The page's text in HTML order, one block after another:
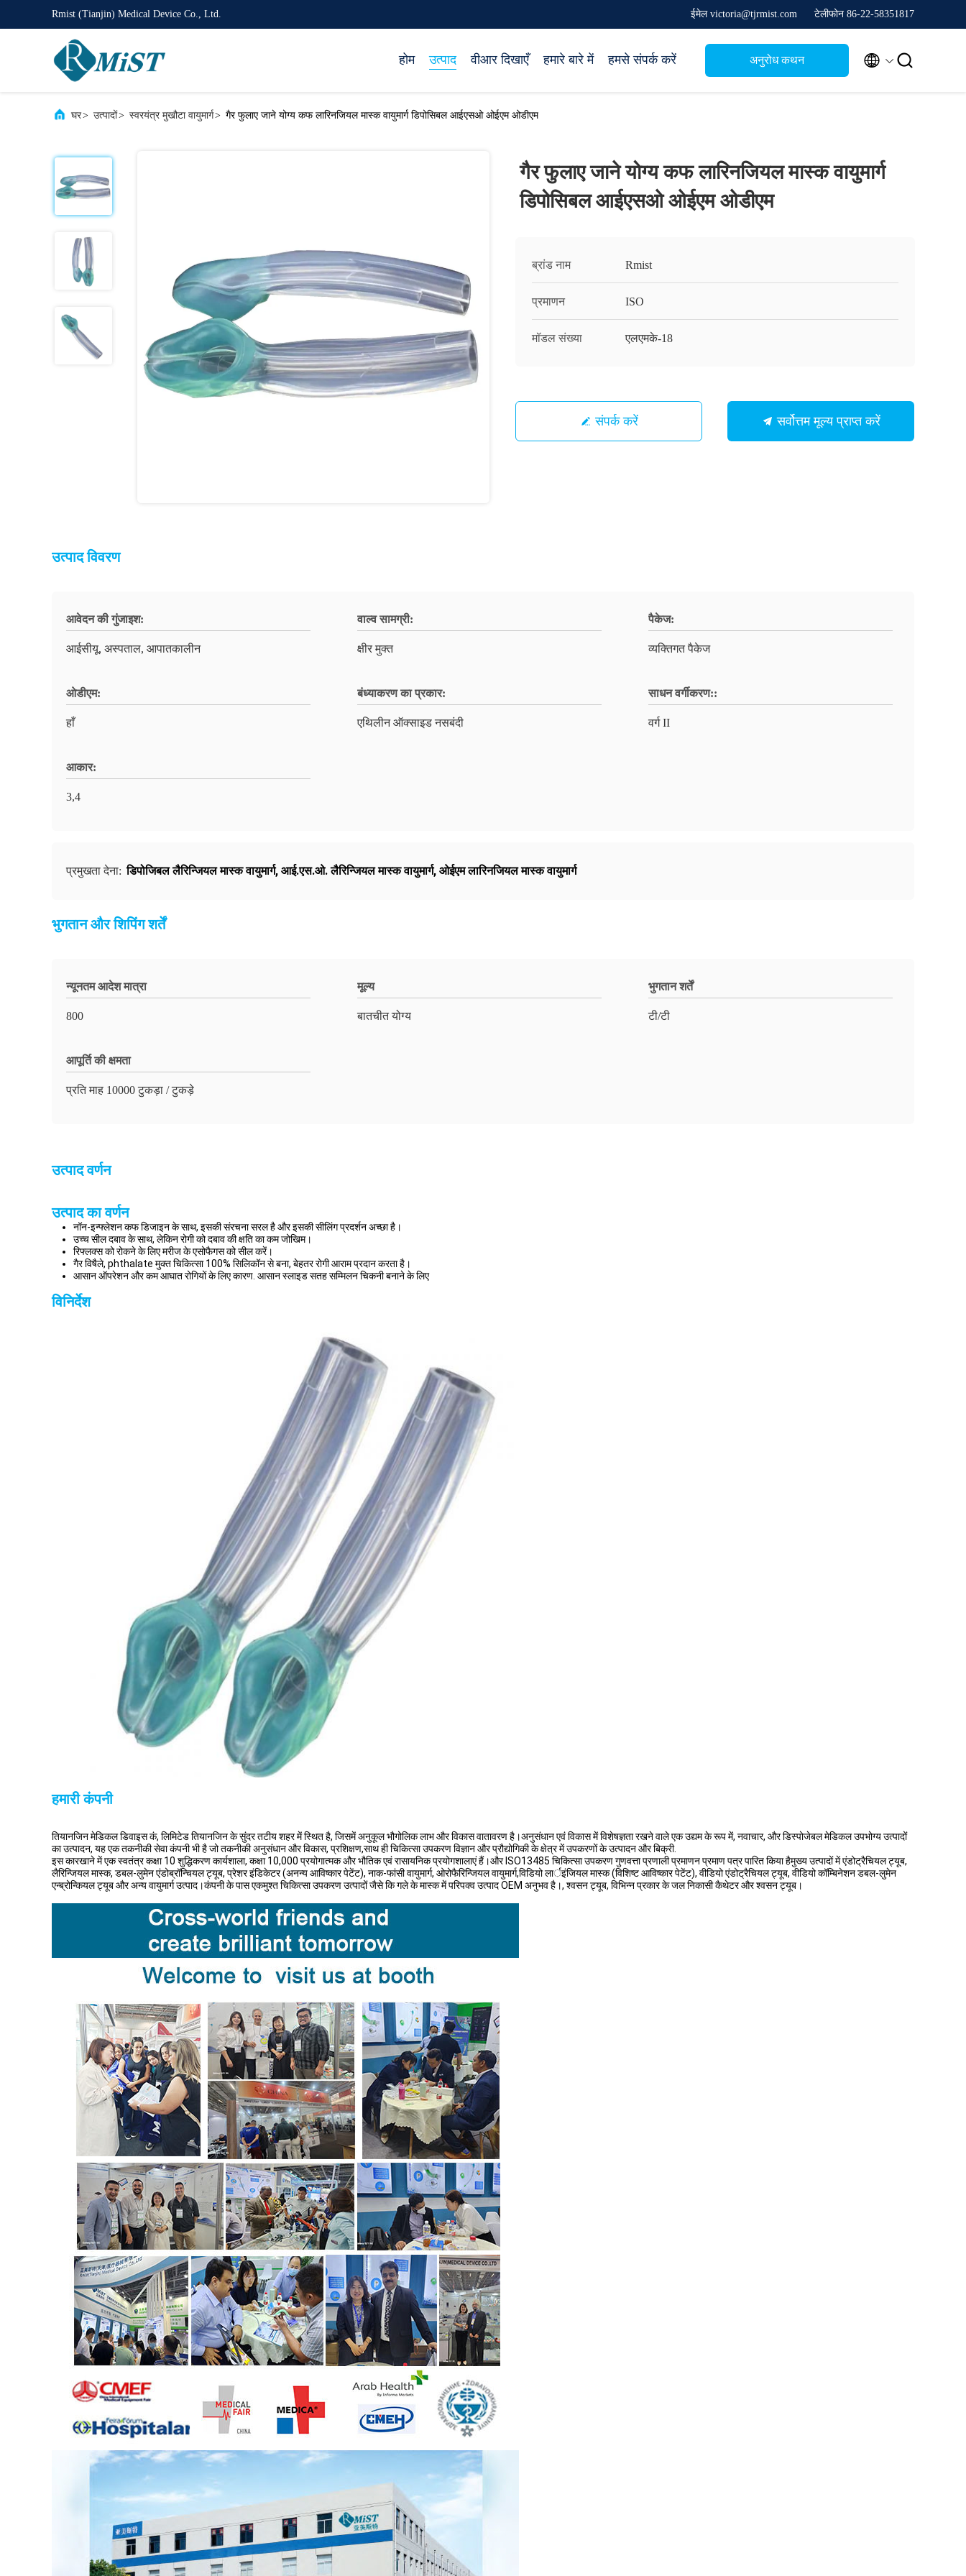
Rmist (Tianjin) Medical Device Co., Ltd. ईमेल victoria@tjrmist.com टेलीफोन 86-22-58351817
होम उत्पाद वीआर दिखाएँ हमारे बारे में हमसे संपर्क करें अनुरोध कथन  
घर> उत्पादों> स्वरयंत्र मुखौटा वायुमार्ग> गैर फुलाए जाने योग्य कफ लारिनजियल मास्क वायुमार्ग डिपोसिबल आईएसओ ओईएम ओडीएम
गैर फुलाए जाने योग्य कफ लारिनजियल मास्क वायुमार्ग
डिपोसिबल आईएसओ ओईएम ओडीएम
ब्रांड नाम Rmist
प्रमाणन ISO
मॉडल संख्या एलएमके-18
संपर्क करें सर्वोत्तम मूल्य प्राप्त करें
उत्पाद विवरण
आवेदन की गुंजाइश:
आईसीयू, अस्पताल, आपातकालीन
वाल्व सामग्री:
क्षीर मुक्त
पैकेज:
व्यक्तिगत पैकेज
ओडीएम:
हाँ
बंध्याकरण का प्रकार:
एथिलीन ऑक्साइड नसबंदी
साधन वर्गीकरण::
वर्ग II
आकार:
3,4
प्रमुखता देना: डिपोजिबल लैरिन्जियल मास्क वायुमार्ग, आई.एस.ओ. लैरिन्जियल मास्क वायुमार्ग, ओईएम लारिनजियल मास्क वायुमार्ग
भुगतान और शिपिंग शर्तें
न्यूनतम आदेश मात्रा
800
मूल्य
बातचीत योग्य
भुगतान शर्तें
टी/टी
आपूर्ति की क्षमता
प्रति माह 10000 टुकड़ा / टुकड़े
उत्पाद वर्णन
उत्पाद का वर्णन
नॉन-इन्फ्लेशन कफ डिजाइन के साथ, इसकी संरचना सरल है और इसकी सीलिंग प्रदर्शन अच्छा है।
उच्च सील दबाव के साथ, लेकिन रोगी को दबाव की क्षति का कम जोखिम।
रिफ्लक्स को रोकने के लिए मरीज के एसोफैगस को सील करें।
गैर विषैले, phthalate मुक्त चिकित्सा 100% सिलिकॉन से बना, बेहतर रोगी आराम प्रदान करता है।
आसान ऑपरेशन और कम आघात रोगियों के लिए कारण. आसान स्लाइड सतह सम्मिलन चिकनी बनाने के लिए
विनिर्देश
हमारी कंपनी
तियानजिन मेडिकल डिवाइस कं, लिमिटेड तियानजिन के सुंदर तटीय शहर में स्थित है, जिसमें अनुकूल भौगोलिक लाभ और विकास वातावरण है।अनुसंधान एवं विकास में विशेषज्ञता रखने वाले एक उद्यम के रूप में, नवाचार, और डिस्पोजेबल मेडिकल उपभोग्य उत्पादों
का उत्पादन, यह एक तकनीकी सेवा कंपनी भी है जो तकनीकी अनुसंधान और विकास, प्रशिक्षण,साथ ही चिकित्सा उपकरण विज्ञान और प्रौद्योगिकी के क्षेत्र में उपकरणों के उत्पादन और बिक्री.
इस कारखाने में एक स्वतंत्र कक्षा 10 शुद्धिकरण कार्यशाला, कक्षा 10,000 प्रयोगात्मक और भौतिक एवं रासायनिक प्रयोगशालाएं हैं।और ISO13485 चिकित्सा उपकरण गुणवत्ता प्रणाली प्रमाणन प्रमाण पत्र पारित किया हैमुख्य उत्पादों में एंडोट्रैचियल ट्यूब,
लैरिन्जियल मास्क, डबल-लुमेन एंडोब्रॉन्चियल ट्यूब, प्रेशर इंडिकेटर (अनन्य आविष्कार पेटेंट), नाक-फांसी वायुमार्ग, ओरोफैरिन्जियल वायुमार्ग,विडियो लार्इंजियल मास्क (विशिष्ट आविष्कार पेटेंट), वीडियो एंडोट्रैचियल ट्यूब, वीडियो कॉम्बिनेशन डबल-लुमेन
एन्ब्रोन्कियल ट्यूब और अन्य वायुमार्ग उत्पाद।कंपनी के पास एकमुश्त चिकित्सा उपकरण उत्पादों जैसे कि गले के मास्क में परिपक्व उत्पाद OEM अनुभव है।, श्वसन ट्यूब, विभिन्न प्रकार के जल निकासी कैथेटर और श्वसन ट्यूब।